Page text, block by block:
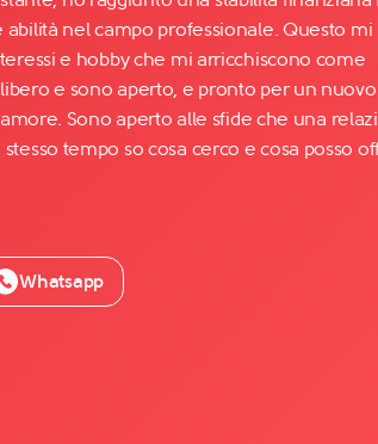
nel campo professionale. Questo mi
e hobby che mi arricchiscono come
e sono aperto, e pronto per un nuovo
Sono aperto alle sfide che una
tempo so cosa cerco e cosa posso
Whatsapp